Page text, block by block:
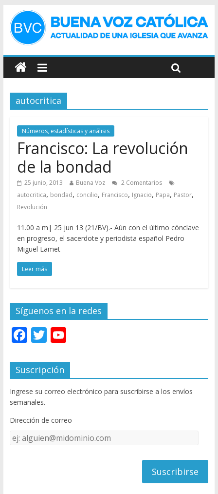
autocritica
Números, estadísticas y análisis
Francisco: La revolución
de la bondad
25 junio, 2013 Buena Voz
2 Comentarios
autocritica, bondad, concilio, Francisco, Ignacio, Papa, Pastor,
Revolución
11.00 a m| 25 jun 13 (21/BV).- Aún con el último cónclave
en progreso, el sacerdote y periodista español Pedro
Miguel Lamet
Leer más
Síguenos en la redes
F
e
b
o
o
k
T
itt
er
Y
u
T
u
e
C
Suscripción
Ingrese su correo electrónico para suscribirse a los envíos
semanales.
Dirección de correo
Dirección
de